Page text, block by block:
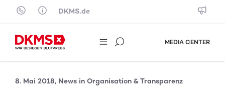
Skip to content
DKMS.de
MEDIA CENTER
8. Mai 2018, News in Organisation & Transparenz